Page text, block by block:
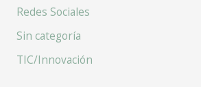
Redes Sociales
Sin categoría
TIC/Innovación